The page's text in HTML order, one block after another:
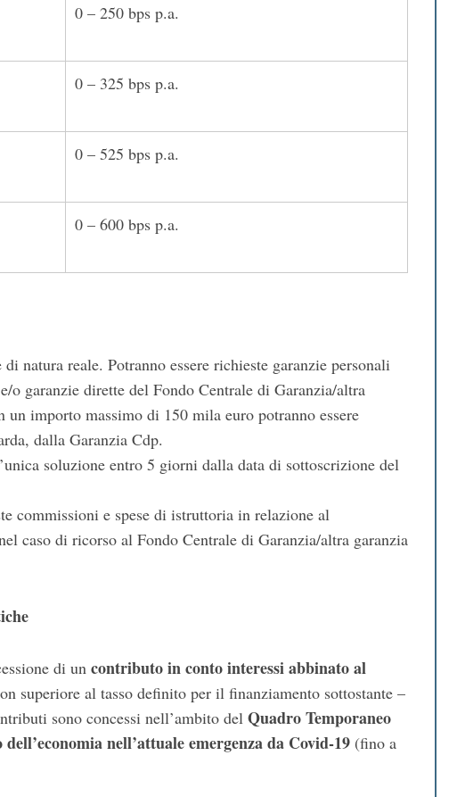
0 – 250 bps p.a.
0 – 325 bps p.a.
0 – 525 bps p.a.
0 – 600 bps p.a.
natura reale. Potranno essere richieste garanzie personali
o garanzie dirette del Fondo Centrale di Garanzia/altra
importo massimo di 150 mila euro potranno essere
dalla Garanzia Cdp.
soluzione entro 5 giorni dalla data di sottoscrizione del
commissioni e spese di istruttoria in relazione al
caso di ricorso al Fondo Centrale di Garanzia/altra garanzia
di un contributo in conto interessi abbinato al
superiore al tasso definito per il finanziamento sottostante –
sono concessi nell’ambito del Quadro Temporaneo
nell’attuale emergenza da Covid-19 (fino a